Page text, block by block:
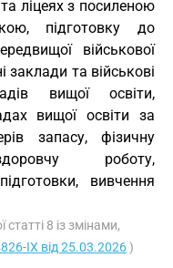
ліцеях з посиленою
підготовку до
військової
заклади та військові
вищої освіти,
вищої освіти за
запасу, фізичну
роботу,
вивчення
8 із змінами,
IX від 25.03.2026)